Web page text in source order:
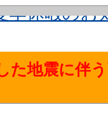
季休暇のお
た地震に伴